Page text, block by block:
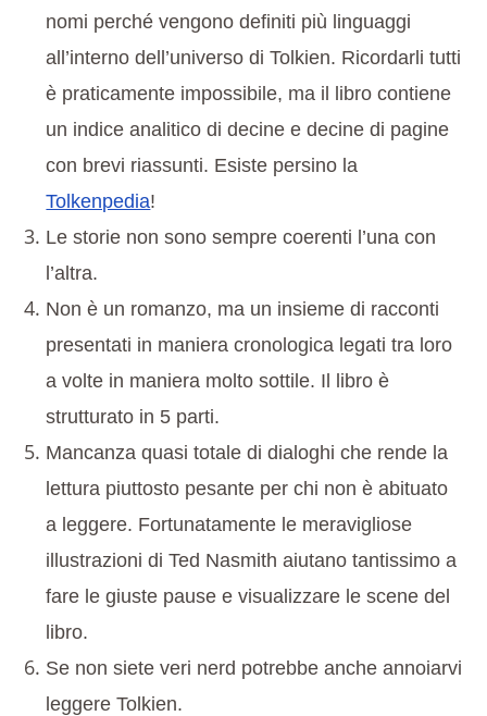
nomi perché vengono definiti più linguaggi
all’interno dell’universo di Tolkien. Ricordarli tutti
è praticamente impossibile, ma il libro contiene
un indice analitico di decine e decine di pagine
con brevi riassunti. Esiste persino la
Tolkenpedia!
Le storie non sono sempre coerenti l’una con
l’altra.
Non è un romanzo, ma un insieme di racconti
presentati in maniera cronologica legati tra loro
a volte in maniera molto sottile. Il libro è
strutturato in 5 parti.
Mancanza quasi totale di dialoghi che rende la
lettura piuttosto pesante per chi non è abituato
a leggere. Fortunatamente le meravigliose
illustrazioni di Ted Nasmith aiutano tantissimo a
fare le giuste pause e visualizzare le scene del
libro.
Se non siete veri nerd potrebbe anche annoiarvi
leggere Tolkien.